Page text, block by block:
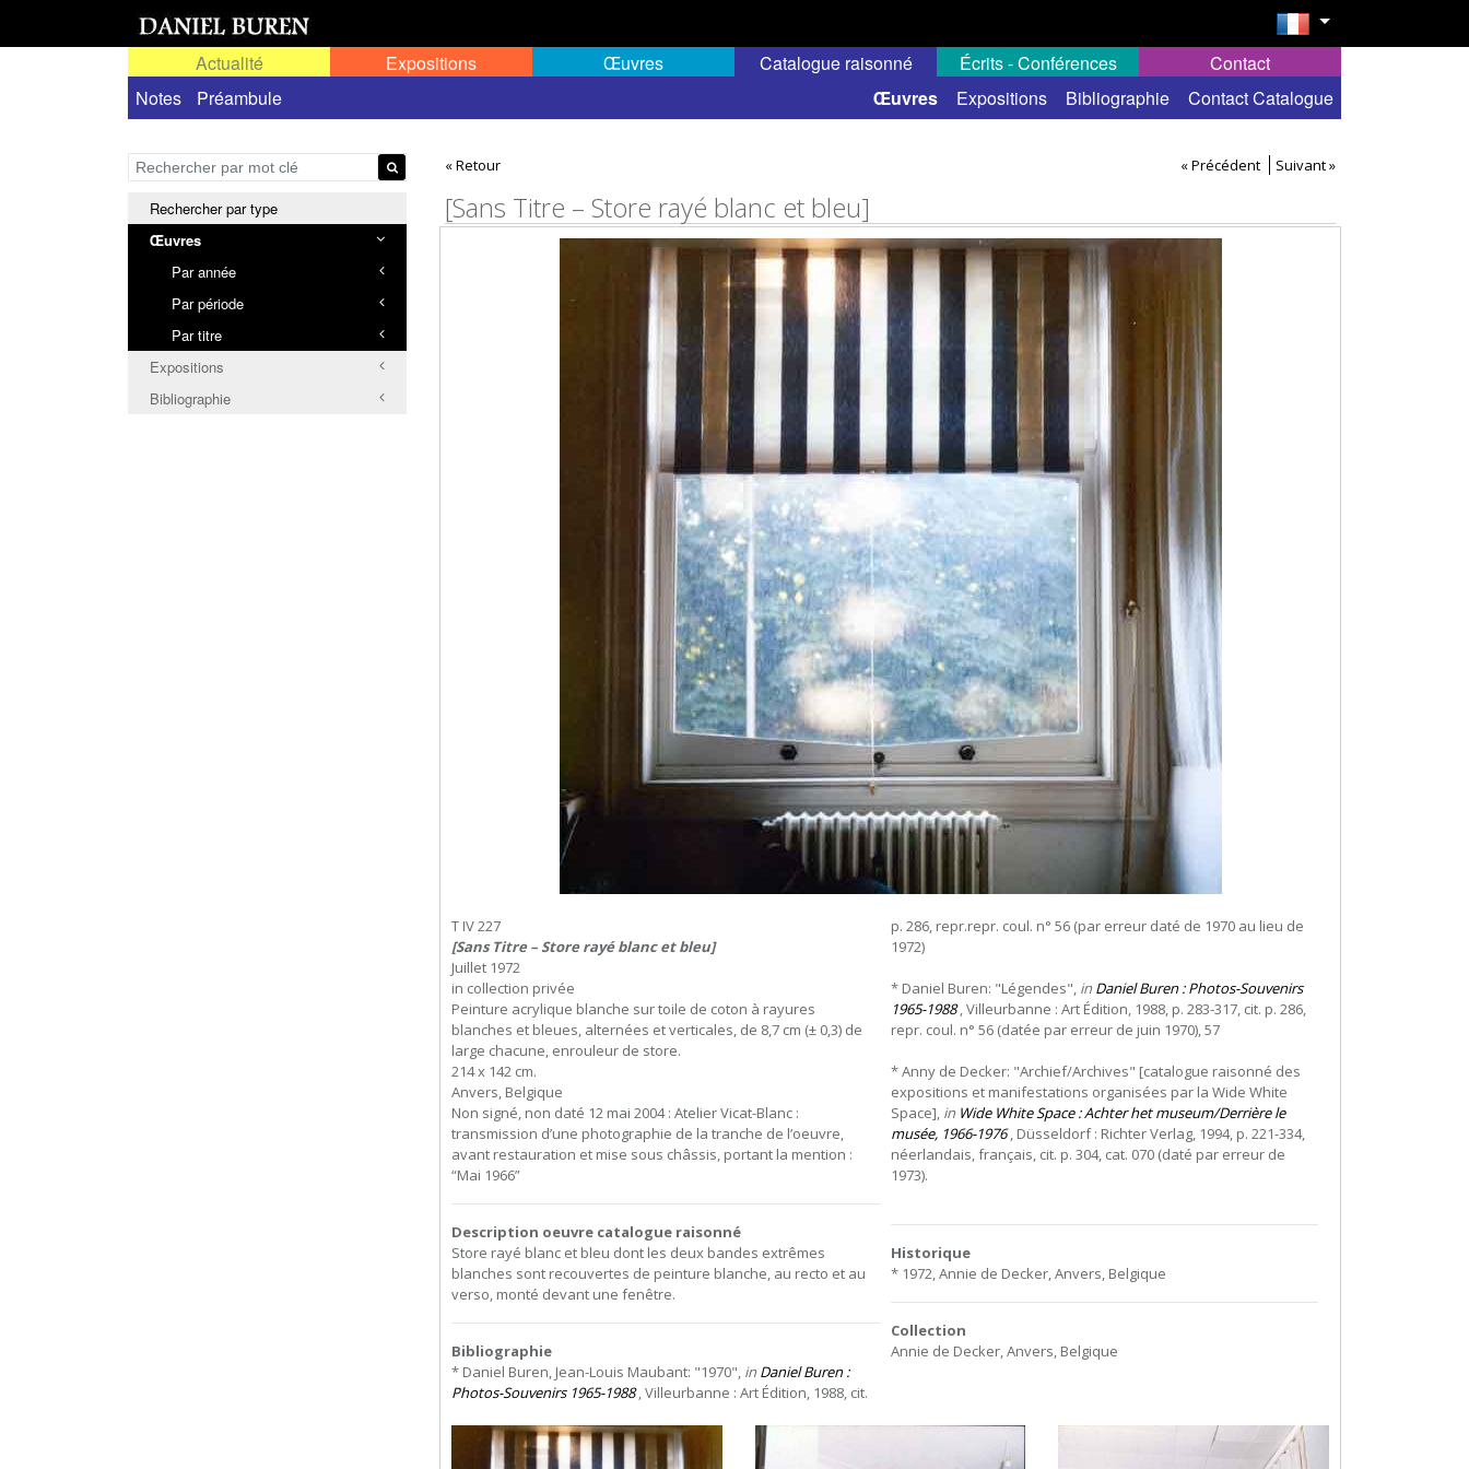
Actualité Expositions
Œuvres
Œuvres permanentes dans l'espace public ou semi-public
Catalogue raisonné
Notes
Préambule Œuvres Expositions Bibliographie Contact Catalogue
Écrits - Conférences Contact
Rechercher par type
Œuvres
Par année
Par période
Par titre
Expositions
Bibliographie
« Retour « Précédent Suivant »
[Sans Titre – Store rayé blanc et bleu]
T IV 227
[Sans Titre – Store rayé blanc et bleu]
Juillet 1972
in collection privée
Peinture acrylique blanche sur toile de coton à rayures
blanches et bleues, alternées et verticales, de 8,7 cm (± 0,3) de
large chacune, enrouleur de store.
214 x 142 cm.
Anvers, Belgique
Non signé, non daté 12 mai 2004 : Atelier Vicat-Blanc :
transmission d’une photographie de la tranche de l’oeuvre,
avant restauration et mise sous châssis, portant la mention :
“Mai 1966”
Description oeuvre catalogue raisonné
Store rayé blanc et bleu dont les deux bandes extrêmes
blanches sont recouvertes de peinture blanche, au recto et au
verso, monté devant une fenêtre.
Bibliographie
* Daniel Buren, Jean-Louis Maubant: "1970", in Daniel Buren :
Photos-Souvenirs 1965-1988 ,Villeurbanne : Art Édition, 1988, cit.
p. 286, repr.repr. coul. n° 56 (par erreur daté de 1970 au lieu de
1972)
* Daniel Buren: "Légendes", in Daniel Buren : Photos-Souvenirs
1965-1988, Villeurbanne : Art Édition, 1988, p. 283-317, cit. p. 286,
repr. coul. n° 56 (datée par erreur de juin 1970), 57
* Anny de Decker: "Archief/Archives" [catalogue raisonné des
expositions et manifestations organisées par la Wide White
Space], in Wide White Space : Achter het museum/Derrière le
musée, 1966-1976, Düsseldorf : Richter Verlag, 1994, p. 221-334,
néerlandais, français, cit. p. 304, cat. 070 (daté par erreur de
1973).
Historique
* 1972, Annie de Decker, Anvers, Belgique
Collection
Annie de Decker, Anvers, Belgique